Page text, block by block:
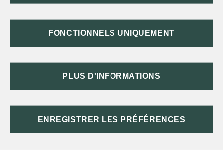
FONCTIONNELS UNIQUEMENT
PLUS D'INFORMATIONS
ENREGISTRER LES PRÉFÉRENCES
Le bourg
24600